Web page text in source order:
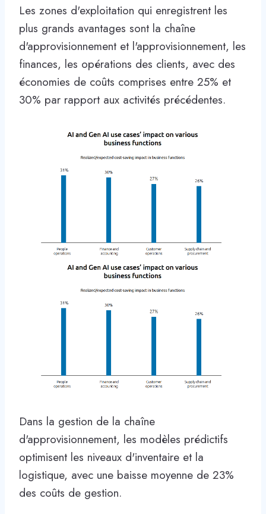
Les zones d'exploitation qui enregistrent les
plus grands avantages sont la chaîne
d'approvisionnement et l'approvisionnement, les
finances, les opérations des clients, avec des
économies de coûts comprises entre 25% et
30% par rapport aux activités précédentes.
Dans la gestion de la chaîne
d'approvisionnement, les modèles prédictifs
optimisent les niveaux d'inventaire et la
logistique, avec une baisse moyenne de 23%
des coûts de gestion.